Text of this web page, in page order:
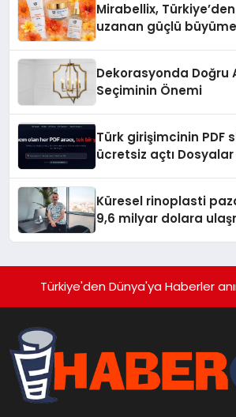
Mirabellix,
uzanan güçlü
Dekorasyonda Doğru
Seçiminin Önemi
Türk girişimcinin PDF
ücretsiz açtı
Küresel rinoplasti
9,6 milyar dolara
Türkiye'den Dünya'ya Haberler